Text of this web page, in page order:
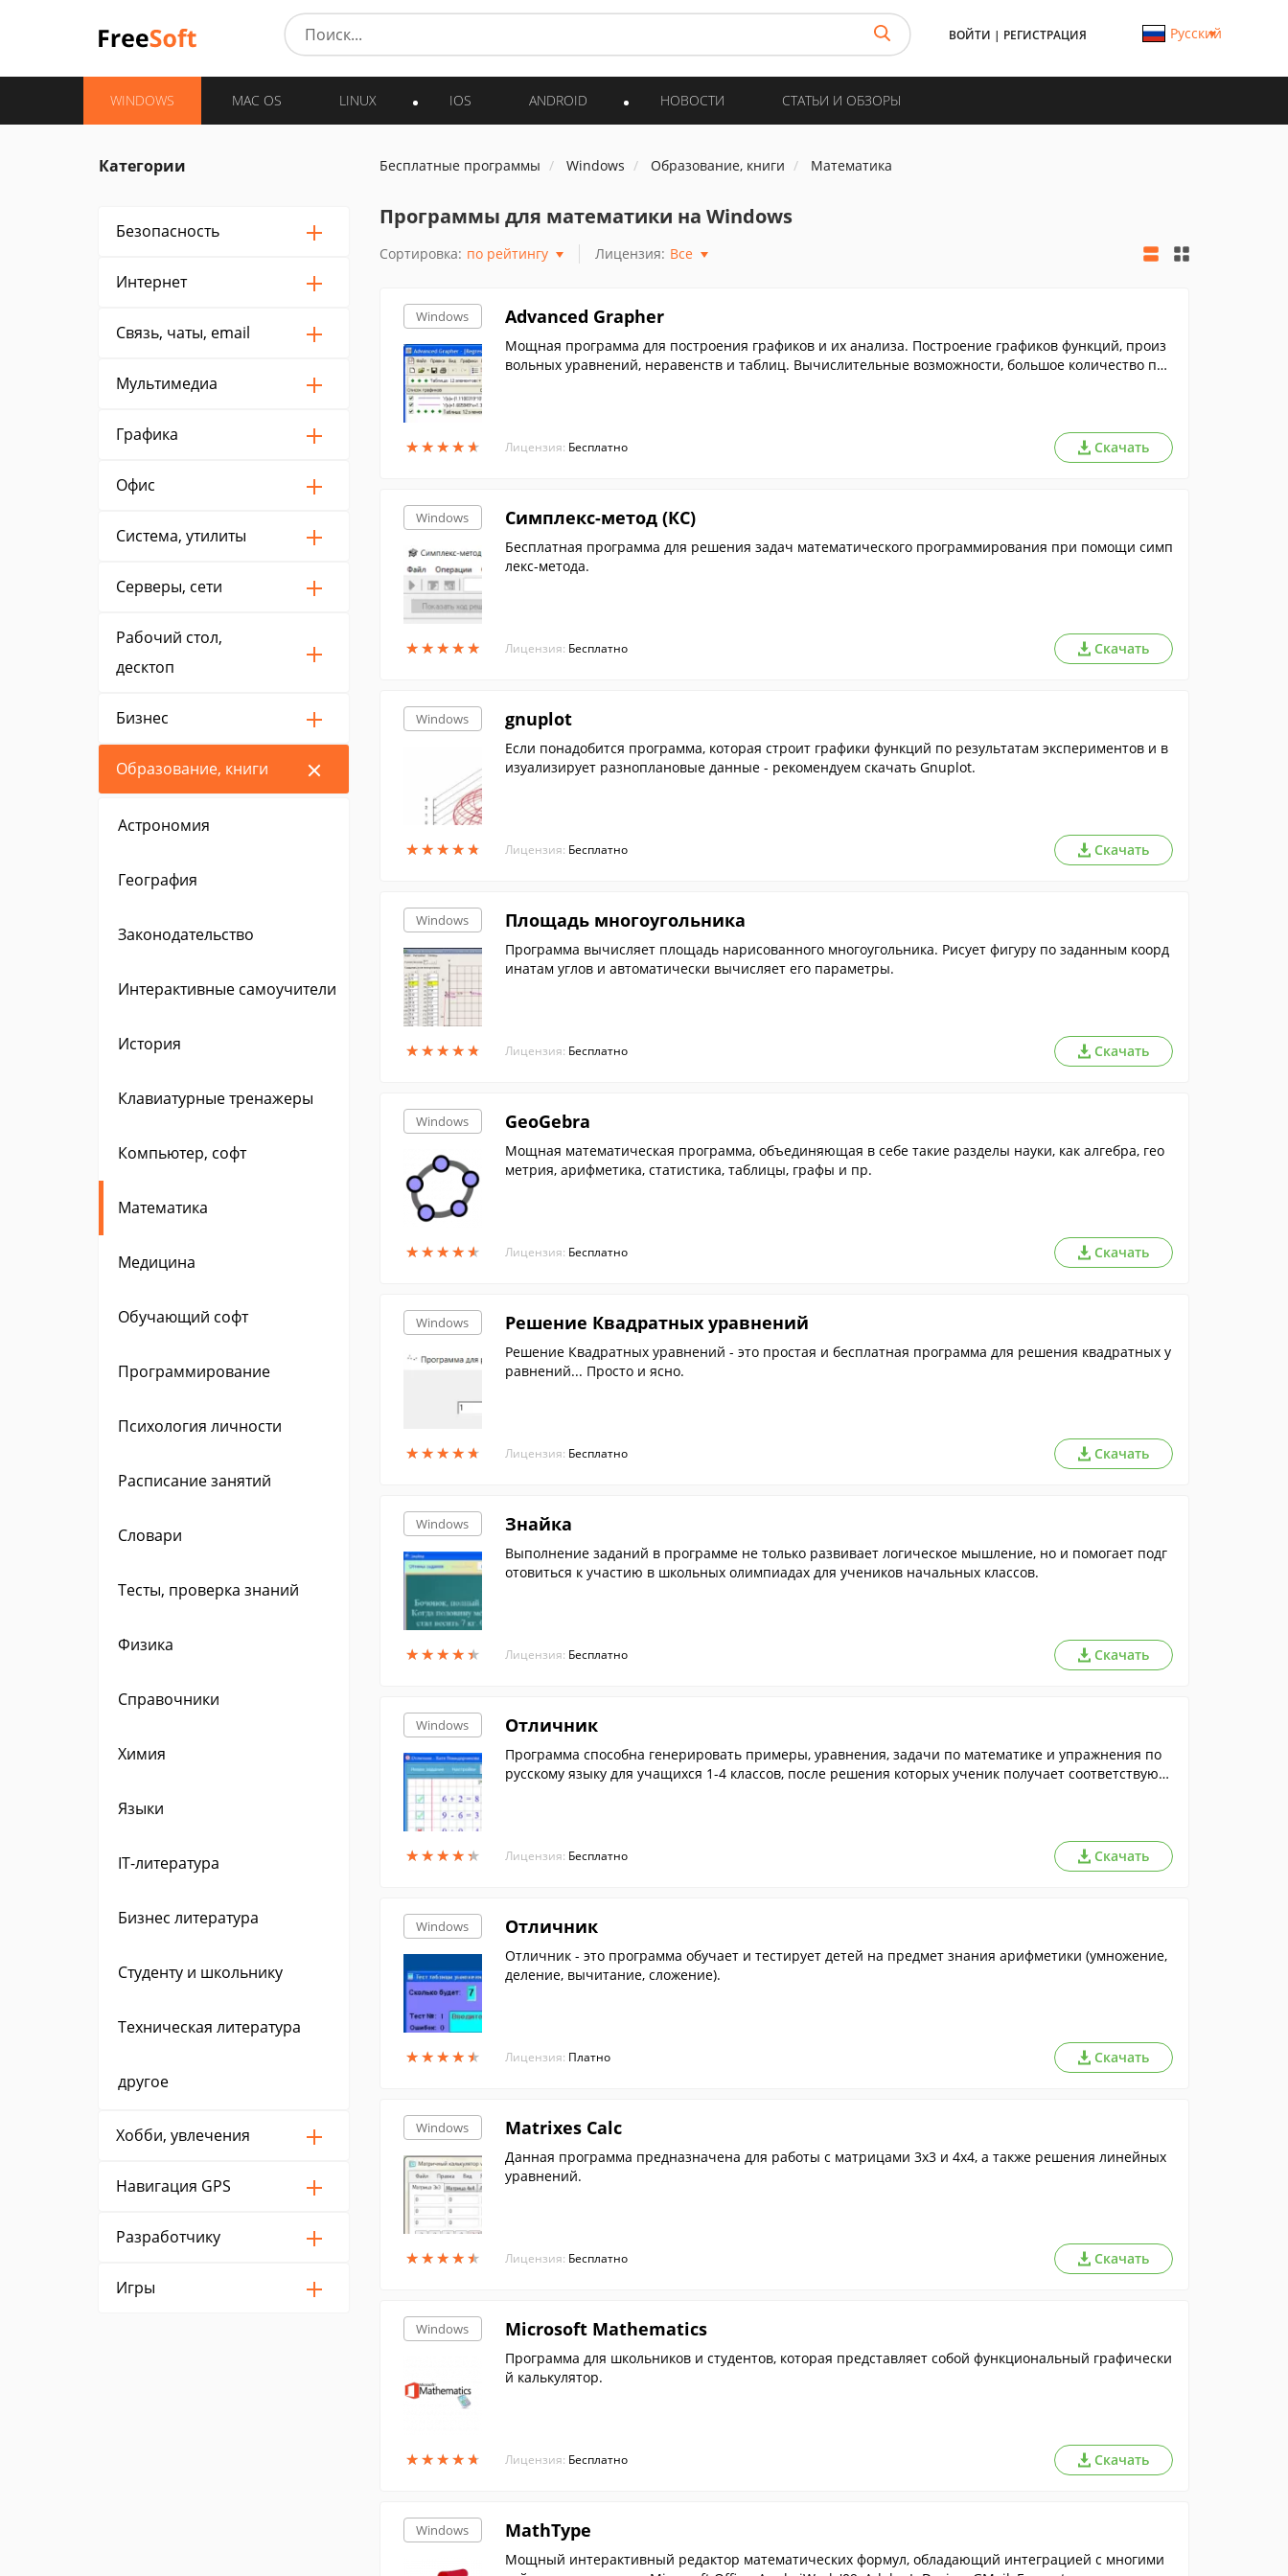
ВОЙТИ | РЕГИСТРАЦИЯ Русский
WINDOWS MAC OS LINUX IOS ANDROID НОВОСТИ СТАТЬИ И ОБЗОРЫ
Категории
Безопасность
Интернет
Связь, чаты, email
Мультимедиа
Графика
Офис
Система, утилиты
Серверы, сети
Рабочий стол,
десктоп
Бизнес
Образование, книги
Астрономия
География
Законодательство
Интерактивные самоучители
История
Клавиатурные тренажеры
Компьютер, софт
Математика
Медицина
Обучающий софт
Программирование
Психология личности
Расписание занятий
Словари
Тесты, проверка знаний
Физика
Справочники
Химия
Языки
IT-литература
Бизнес литература
Cтуденту и школьнику
Техническая литература
другое
Хобби, увлечения
Навигация GPS
Разработчику
Игры
Бесплатные программы Windows Образование, книги Математика
Программы для математики на Windows
Сортировка: по рейтингу Лицензия: Все
Windows
★★★★★
★★★★★
Advanced Grapher
Мощная программа для построения графиков и их анализа. Построение графиков функций, произ
вольных уравнений, неравенств и таблиц. Вычислительные возможности, большое количество пар
Лицензия: Бесплатно Скачать
Windows
★★★★★
★★★★★
Симплекс-метод (КС)
Бесплатная программа для решения задач математического программирования при помощи симп
лекс-метода.
Лицензия: Бесплатно Скачать
Windows
★★★★★
★★★★★
gnuplot
Если понадобится программа, которая строит графики функций по результатам экспериментов и в
изуализирует разноплановые данные - рекомендуем скачать Gnuplot.
Лицензия: Бесплатно Скачать
Windows
★★★★★
★★★★★
Площадь многоугольника
Программа вычисляет площадь нарисованного многоугольника. Рисует фигуру по заданным коорд
инатам углов и автоматически вычисляет его параметры.
Лицензия: Бесплатно Скачать
Windows
★★★★★
★★★★★
GeoGebra
Мощная математическая программа, объединяющая в себе такие разделы науки, как алгебра, гео
метрия, арифметика, статистика, таблицы, графы и пр.
Лицензия: Бесплатно Скачать
Windows
★★★★★
★★★★★
Решение Квадратных уравнений
Решение Квадратных уравнений - это простая и бесплатная программа для решения квадратных у
равнений... Просто и ясно.
Лицензия: Бесплатно Скачать
Windows
★★★★★
★★★★★
Знайка
Выполнение заданий в программе не только развивает логическое мышление, но и помогает подг
отовиться к участию в школьных олимпиадах для учеников начальных классов.
Лицензия: Бесплатно Скачать
Windows
★★★★★
★★★★★
Отличник
Программа способна генерировать примеры, уравнения, задачи по математике и упражнения по
русскому языку для учащихся 1-4 классов, после решения которых ученик получает соответствующ
Лицензия: Бесплатно Скачать
Windows
★★★★★
★★★★★
Отличник
Отличник - это программа обучает и тестирует детей на предмет знания арифметики (умножение,
деление, вычитание, сложение).
Лицензия: Платно Скачать
Windows
★★★★★
★★★★★
Matrixes Calc
Данная программа предназначена для работы с матрицами 3х3 и 4х4, а также решения линейных
уравнений.
Лицензия: Бесплатно Скачать
Windows
★★★★★
★★★★★
Microsoft Mathematics
Программа для школьников и студентов, которая представляет собой функциональный графически
й калькулятор.
Лицензия: Бесплатно Скачать
Windows MathType
Мощный интерактивный редактор математических формул, обладающий интеграцией с многими